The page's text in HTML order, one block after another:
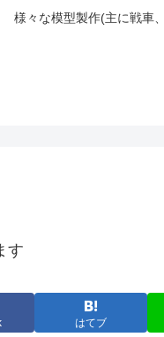
様々な模型製作(主に戦車
す
はてブ